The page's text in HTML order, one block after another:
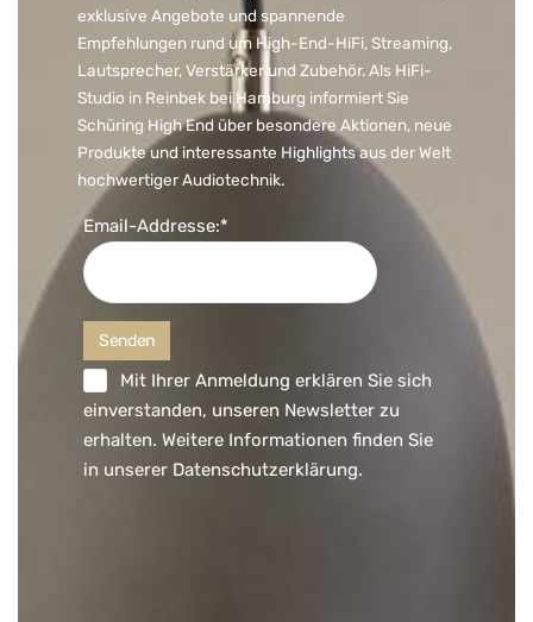
exklusive Angebote und spannende
Empfehlungen rund um High-End-HiFi, Streaming,
Lautsprecher, Verstärker und Zubehör. Als HiFi-
Studio in Reinbek bei Hamburg informiert Sie
Schüring High End über besondere Aktionen, neue
Produkte und interessante Highlights aus der Welt
hochwertiger Audiotechnik.
Email-Addresse:*
Mit Ihrer Anmeldung erklären Sie sich
einverstanden, unseren Newsletter zu
erhalten. Weitere Informationen finden Sie
in unserer Datenschutzerklärung.